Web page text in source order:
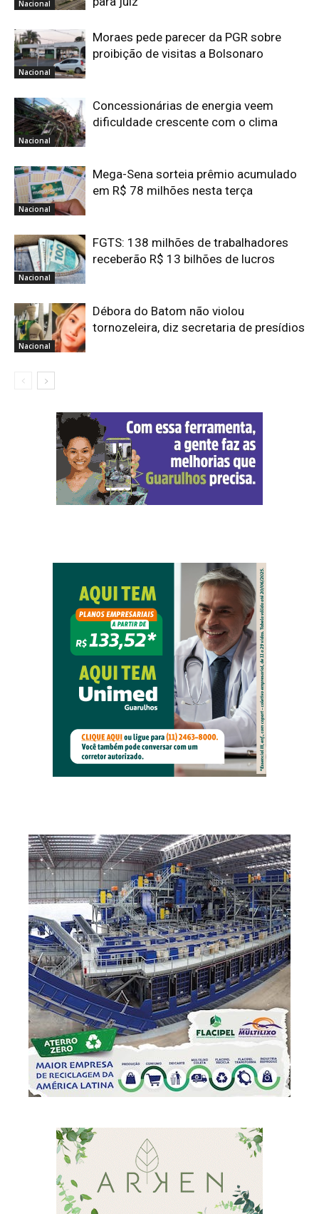
Nacional
Nacional
Moraes pede parecer da PGR sobre
proibição de visitas a Bolsonaro
Nacional
Concessionárias de energia veem
dificuldade crescente com o clima
Nacional
Mega-Sena sorteia prêmio acumulado
em R$ 78 milhões nesta terça
Nacional
FGTS: 138 milhões de trabalhadores
receberão R$ 13 bilhões de lucros
Nacional
Débora do Batom não violou
tornozeleira, diz secretaria de presídios